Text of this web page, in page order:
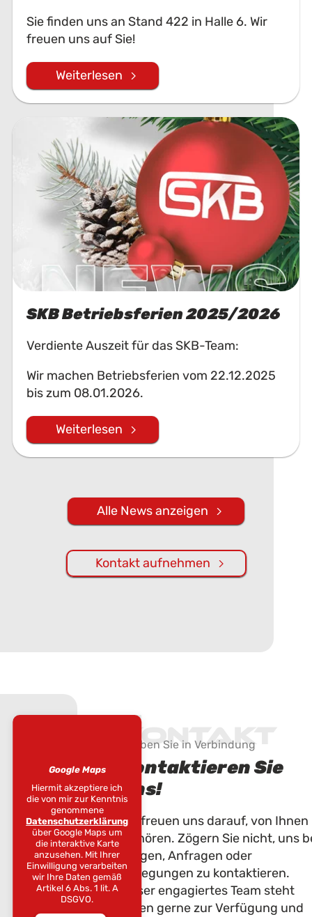
Sie finden uns an Stand 422 in Halle 6. Wir
freuen uns auf Sie!
Weiterlesen
SKB Betriebsferien 2025/2026
Verdiente Auszeit für das SKB-Team:
Wir machen Betriebsferien vom 22.12.2025
bis zum 08.01.2026.
Weiterlesen
Alle News anzeigen
Kontakt aufnehmen
Kontakt
Bleiben Sie in Verbindung
Kontaktieren Sie
uns!
Wir freuen uns darauf, von Ihnen
zu hören. Zögern Sie nicht, uns
Fragen, Anfragen oder
Anregungen zu kontaktieren.
Unser engagiertes Team steht
Ihnen gerne zur Verfügung und
Google Maps
Hiermit akzeptiere ich
die von mir zur Kenntnis
genommene
Datenschutzerklärung
über Google Maps um
die interaktive Karte
anzusehen. Mit Ihrer
Einwilligung verarbeiten
wir Ihre Daten gemäß
Artikel 6 Abs. 1 lit. A
DSGVO.